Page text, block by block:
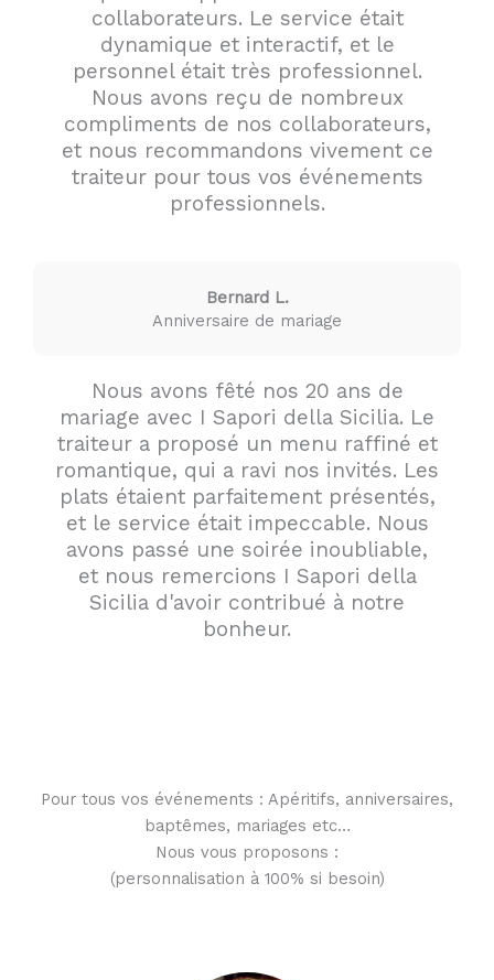
collaborateurs. Le service était
dynamique et interactif, et le
personnel était très professionnel.
Nous avons reçu de nombreux
compliments de nos collaborateurs,
et nous recommandons vivement ce
traiteur pour tous vos événements
professionnels.
Bernard L.
Anniversaire de mariage
Nous avons fêté nos 20 ans de
mariage avec I Sapori della Sicilia. Le
traiteur a proposé un menu raffiné et
romantique, qui a ravi nos invités. Les
plats étaient parfaitement présentés,
et le service était impeccable. Nous
avons passé une soirée inoubliable,
et nous remercions I Sapori della
Sicilia d'avoir contribué à notre
bonheur.
Pour tous vos événements : Apéritifs, anniversaires,
baptêmes, mariages etc…
Nous vous proposons :
(personnalisation à 100% si besoin)